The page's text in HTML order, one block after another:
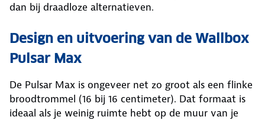
dan bij draadloze alternatieven.
Design en uitvoering van de Wallbox
Pulsar Max
De Pulsar Max is ongeveer net zo groot als een flinke
broodtrommel (16 bij 16 centimeter). Dat formaat is
ideaal als je weinig ruimte hebt op de muur van je